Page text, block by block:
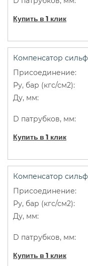
Купить в 1 клик
Компенсатор
Купить в 1 клик
Компенсатор
Купить в 1 клик